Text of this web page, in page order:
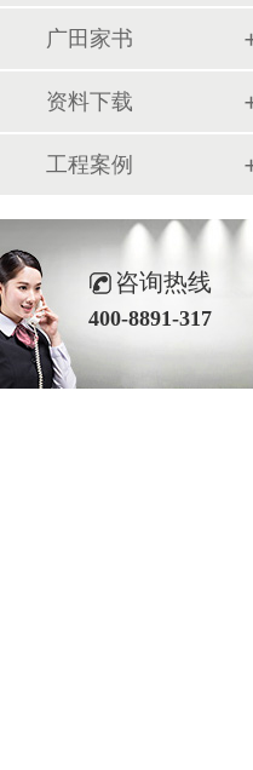
广田家书
资料下载
工程案例
咨询热线
400-8891-317